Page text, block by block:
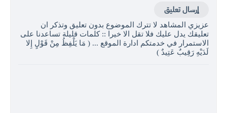
إرسال تعليق
عزيزي المشاهد لا تترك الموضوع بدون تعليق وتذكر ان
تعليقك يدل عليك فلا تقل الا خيرا :: كلمات قليلة تساعدنا على
الاستمرار في خدمتكم ادارة الموقع ... ( مَا يَلْفِظُ مِنْ قَوْلٍ إِلا
لَدَيْهِ رَقِيبٌ عَتِيدٌ )